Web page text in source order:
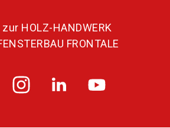
HOLZ-HANDWERK
FRONTALE